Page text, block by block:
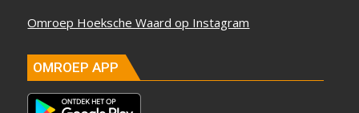
Omroep Hoeksche Waard op Instagram
OMROEP APP